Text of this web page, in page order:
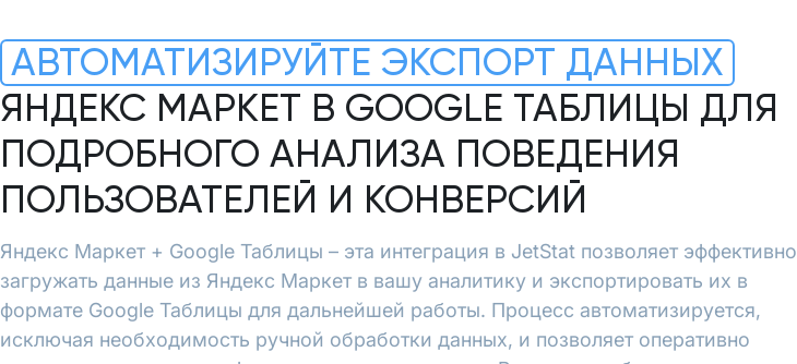
АВТОМАТИЗИРУЙТЕ ЭКСПОРТ ДАННЫХ
ЯНДЕКС МАРКЕТ В GOOGLE ТАБЛИЦЫ ДЛЯ
ПОДРОБНОГО АНАЛИЗА ПОВЕДЕНИЯ
ПОЛЬЗОВАТЕЛЕЙ И КОНВЕРСИЙ
Яндекс Маркет + Google Таблицы – эта интеграция в JetStat позволяет эффективно
загружать данные из Яндекс Маркет в вашу аналитику и экспортировать их в
формате Google Таблицы для дальнейшей работы. Процесс автоматизируется,
исключая необходимость ручной обработки данных, и позволяет оперативно